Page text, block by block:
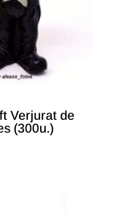
Verjurat de
(300u.)